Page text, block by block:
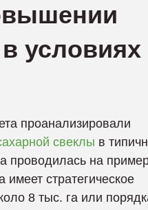
условиях
проанализировали
свеклы в
проводилась на
имеет стратегическое
8 тыс. га или